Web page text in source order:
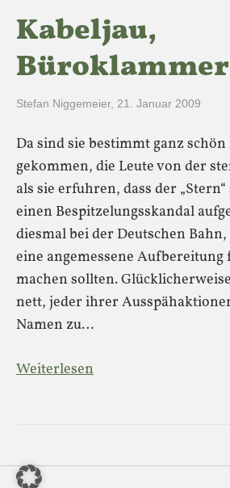
Kabeljau,
Büroklammer
Stefan Niggemeier, 21. Januar 2009
Da sind sie bestimmt ganz
gekommen, die Leute von der
als sie erfuhren, dass der
einen Bespitzelungsskandal
diesmal bei der Deutschen
eine angemessene
machen sollten.
nett, jeder ihrer
Namen zu…
Weiterlesen